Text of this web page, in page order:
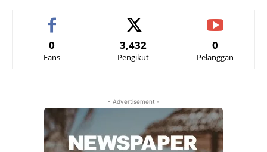
0
Fans
3,432
Pengikut
0
Pelanggan
- Advertisement -